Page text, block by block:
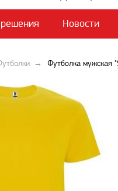
Новости
Футболка мужская